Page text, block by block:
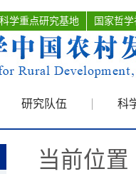
学重点研究基地 国家哲
研究队伍 科
当前位置